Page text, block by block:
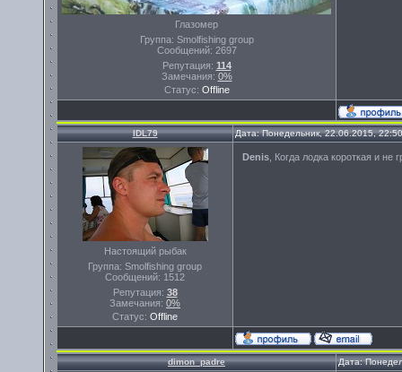
Глазомер
Группа: Smolfishing group
Сообщений: 2697
Репутация: 114
Замечания: 0%
Статус: Offline
IDL79 Дата: Понедельник, 22.06.2015,
Настоящий рыбак
Группа: Smolfishing group
Сообщений: 1512
Репутация: 38
Замечания: 0%
Статус: Offline
Denis , Когда лодка короткая и
dimon_padre Дата: